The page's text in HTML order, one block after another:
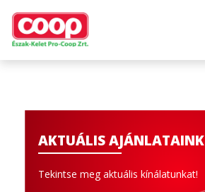
AKTUÁLIS AJÁNLATAINK
Tekintse meg aktuális kínálatunkat!